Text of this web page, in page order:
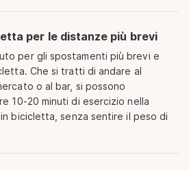
per le distanze più brevi
per gli spostamenti più brevi e
Che si tratti di andare al
o al bar, si possono
10-20 minuti di esercizio nella
bicicletta, senza sentire il peso di